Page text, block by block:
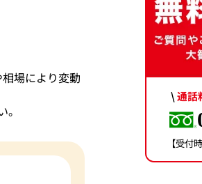
場により変動
\通話
【受付